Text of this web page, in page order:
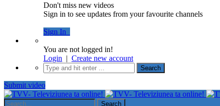
Don't miss new videos
Sign in to see updates from your favourite channels
Sign In
You are not logged in!
Login | Create new account
Submit video